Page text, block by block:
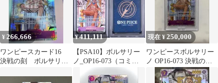
¥ 266,666
ワンピースカード16
決戦の刻 ボルサリー
¥411,111
【PSA10】ボルサリー
ノ_OP16-073（コミパ
ラ）_決戦の刻
現在 ¥250,000
ワンピースボルサリー
ノ OP16-073 決戦の刻
コミックパラレル